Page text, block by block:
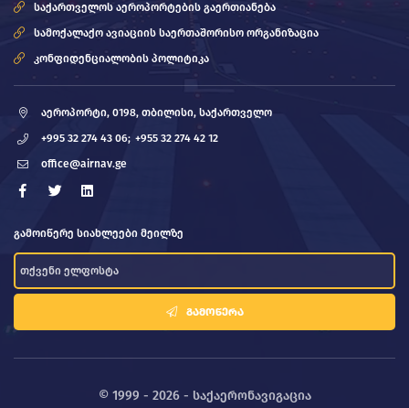
საქართველოს აეროპორტების გაერთიანება
სამოქალაქო ავიაციის საერთაშორისო ორგანიზაცია
კონფიდენციალობის პოლიტიკა
აეროპორტი, 0198, თბილისი, საქართველო
+995 32 274 43 06; +955 32 274 42 12
office@airnav.ge
გამოიწერე სიახლეები მეილზე
ᲒᲐᲛᲝᲬᲔᲠᲐ
© 1999 - 2026 - საქაერონავიგაცია